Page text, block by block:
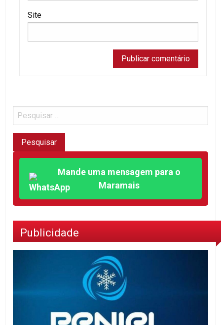
Site
Mande uma mensagem para o
Maramais
Publicidade